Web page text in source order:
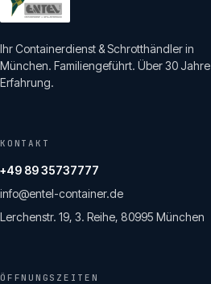
Ihr Containerdienst & Schrotthändler in
München. Familiengeführt. Über 30 Jahre
Erfahrung.
KONTAKT
+49 89 35737777
info@entel-container.de
Lerchenstr. 19, 3. Reihe, 80995 München
ÖFFNUNGSZEITEN